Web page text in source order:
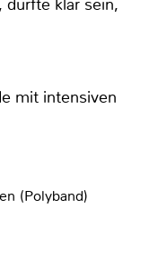
dürfte klar sein,
mit intensiven
(Polyband)